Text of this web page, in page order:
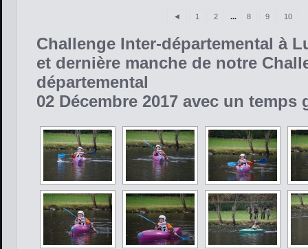
◄ 1 2 ... 8 9 10
Challenge Inter-départemental à
et dernière manche de notre
départemental
02 Décembre 2017 avec un temps